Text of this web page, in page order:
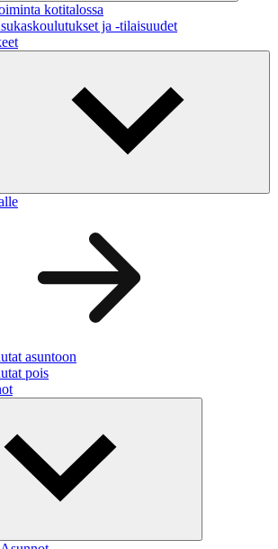
kotitalossa
ja -tilaisuudet
asuntoon
pois